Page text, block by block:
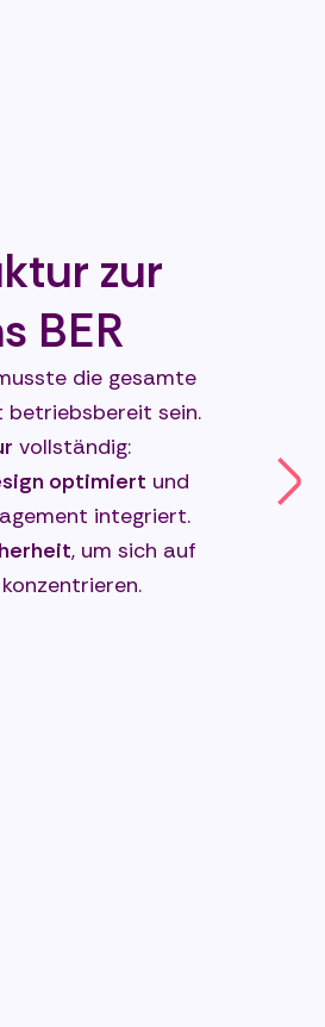
zur
BER
die gesamte
betriebsbereit sein.
vollständig:
optimiert und
integriert.
, um sich auf